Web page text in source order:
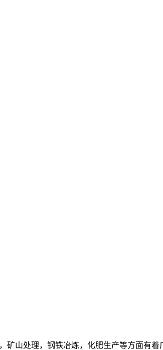
山处理，钢铁冶炼，化肥生产等方面有着